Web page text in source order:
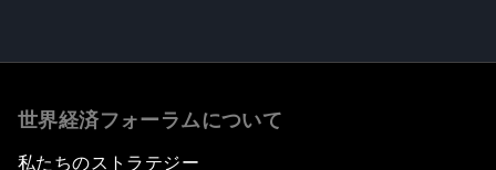
世界経済フォーラムについて
私たちのストラテジー